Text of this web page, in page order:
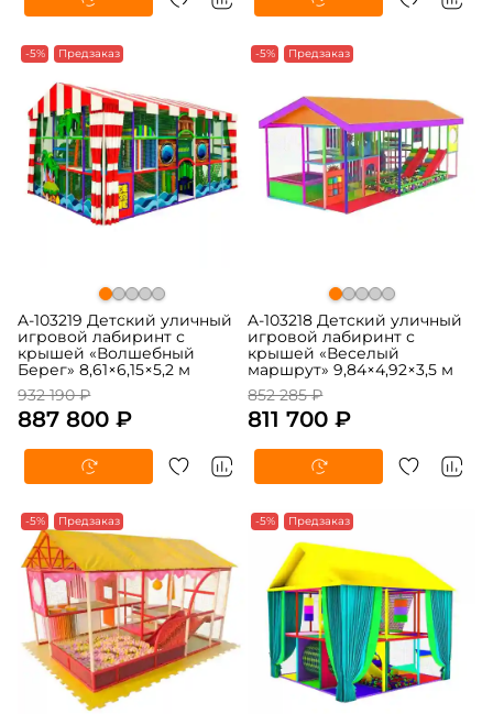
-5% Предзаказ
A-103219 Детский уличный
игровой лабиринт с
крышей «Волшебный
Берег» 8,61×6,15×5,2 м
932 190 ₽
887 800 ₽
-5% Предзаказ
A-103218 Детский уличный
игровой лабиринт с
крышей «Веселый
маршрут» 9,84×4,92×3,5 м
852 285 ₽
811 700 ₽
-5% Предзаказ -5% Предзаказ